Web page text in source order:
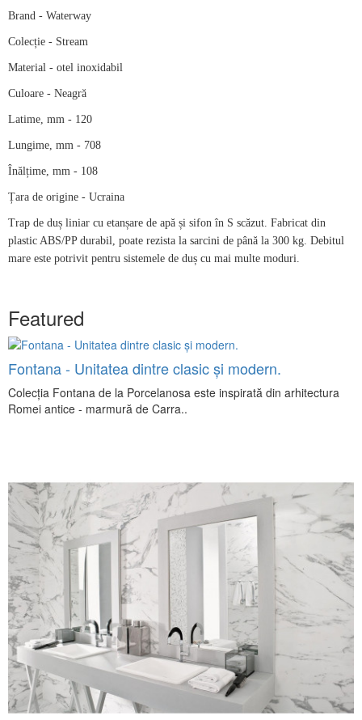
Brand - Waterway
Colecție - Stream
Material - otel inoxidabil
Culoare - Neagră
Latime, mm - 120
Lungime, mm - 708
Înălțime, mm - 108
Țara de origine - Ucraina
Trap de duș liniar cu etanșare de apă și sifon în S scăzut. Fabricat din
plastic ABS/PP durabil, poate rezista la sarcini de până la 300 kg. Debitul
mare este potrivit pentru sistemele de duș cu mai multe moduri.
Featured
Fontana - Unitatea dintre clasic și modern.
Colecția Fontana de la Porcelanosa este inspirată din arhitectura
Romei antice - marmură de Carra..